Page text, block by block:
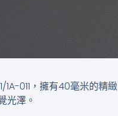
011，擁有40毫米的精緻
光澤。